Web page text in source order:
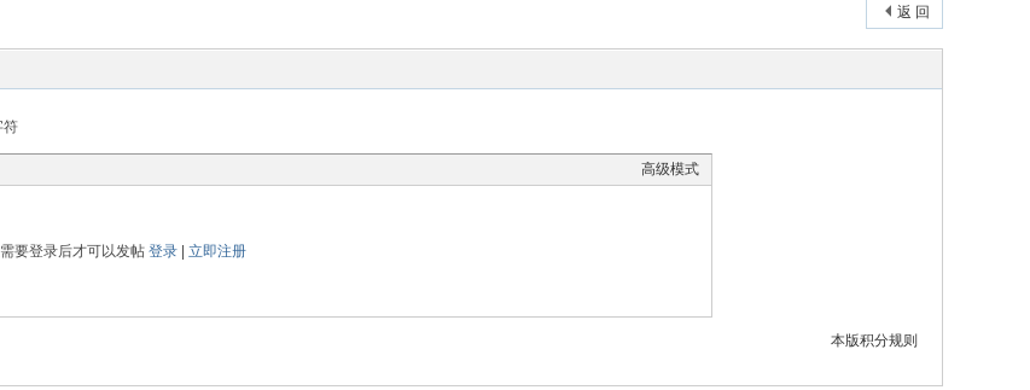
返 回
符
高级模式
要登录后才可以发帖 登录 立即注册
本版积分规则